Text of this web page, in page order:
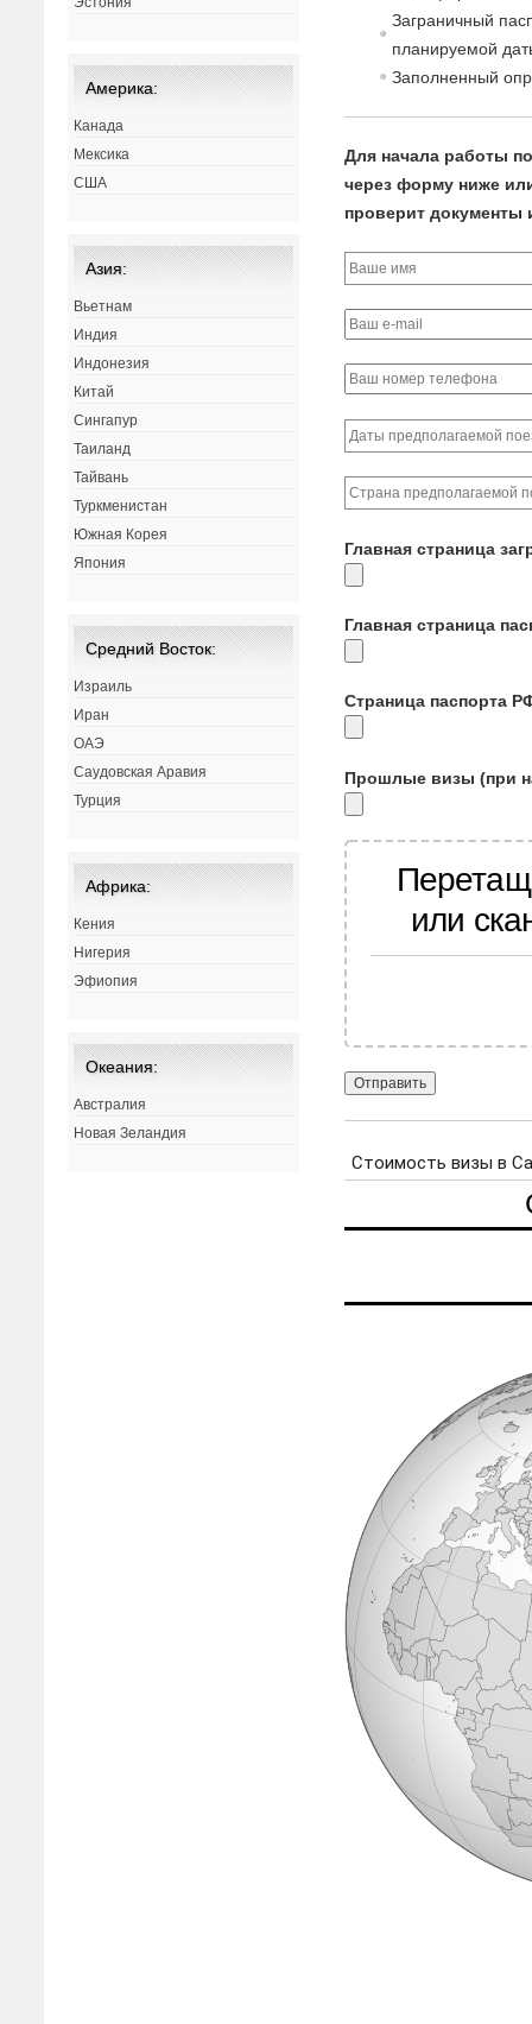
Заграничный
планируемой
Заполненный
Для начала работы
через форму ниже
проверит документы
Главная страница
Главная страница
Страница паспорта
Прошлые визы (при
или
Америка:
Канада
Мексика
США
Азия:
Вьетнам
Индия
Индонезия
Китай
Сингапур
Таиланд
Тайвань
Туркменистан
Южная Корея
Япония
Средний Восток:
Израиль
Иран
ОАЭ
Саудовская Аравия
Турция
Африка:
Кения
Нигерия
Эфиопия
Океания:
Австралия
Новая Зеландия